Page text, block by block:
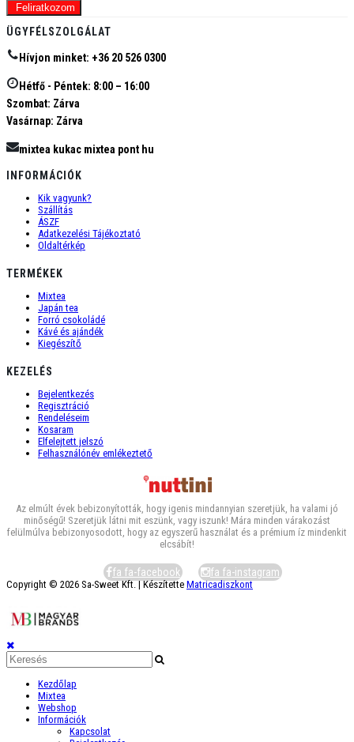
Feliratkozom
ÜGYFÉLSZOLGÁLAT
Hívjon minket: +36 20 526 0300
Hétfő - Péntek: 8:00 – 16:00
Szombat: Zárva
Vasárnap: Zárva
mixtea kukac mixtea pont hu
INFORMÁCIÓK
Kik vagyunk?
Szállítás
ÁSZF
Adatkezelési Tájékoztató
Oldaltérkép
TERMÉKEK
Mixtea
Japán tea
Forró csokoládé
Kávé és ajándék
Kiegészítő
KEZELÉS
Bejelentkezés
Regisztráció
Rendeléseim
Kosaram
Elfelejtett jelszó
Felhasználónév emlékeztető
Az elmúlt évek bebizonyították, hogy igenis mindannyian szeretjük, ha valami jó
minőségű! Szeretjük látni mit eszünk, vagy iszunk! Mára minden várakozást
felülmúlva bebizonyosodott, hogy az egyszerű használat és a prémium íz mindenkit
elcsábít!
fa fa-facebook fa fa-instagram
Copyright © 2026 Sa-Sweet Kft. | Készítette Matricadiszkont
Kezdőlap
Mixtea
Webshop
Információk
Kapcsolat